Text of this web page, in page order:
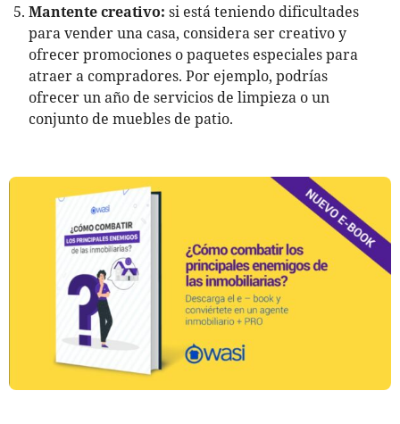
Mantente creativo: si está teniendo dificultades
para vender una casa, considera ser creativo y
ofrecer promociones o paquetes especiales para
atraer a compradores. Por ejemplo, podrías
ofrecer un año de servicios de limpieza o un
conjunto de muebles de patio.